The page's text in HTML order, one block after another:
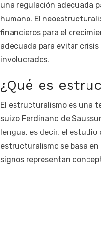
una regulación adecuada
humano. El
financieros para el
adecuada para evitar
involucrados.
¿Qué es
El estructuralismo es una
suizo Ferdinand de
lengua, es decir, el estudio
estructuralismo se basa
signos representan